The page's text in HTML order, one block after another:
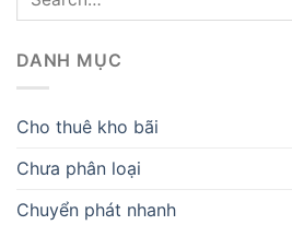
DANH MỤC
Cho thuê kho bãi
Chưa phân loại
Chuyển phát nhanh